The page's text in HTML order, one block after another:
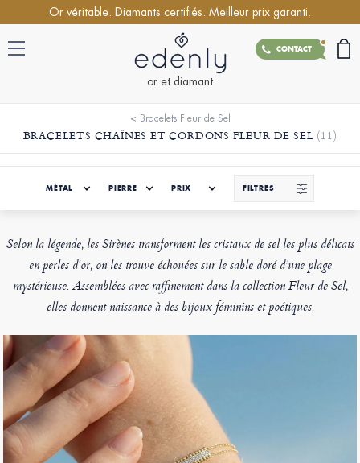
Or véritable. Diamants certifiés. Meilleur prix garanti.
CONTACT
or et diamant
< Bracelets Fleur de Sel
BRACELETS CHAÎNES ET CORDONS FLEUR DE SEL (11)
MÉTAL PIERRE PRIX FILTRES
Selon la légende, les Sirènes transforment les cristaux de sel les plus délicats
en perles d'or, on les trouve échouées sur le sable doré d’une plage
mystérieuse. Assemblées avec raffinement dans la collection Fleur de Sel,
elles donnent naissance à des bijoux féminins et poétiques.